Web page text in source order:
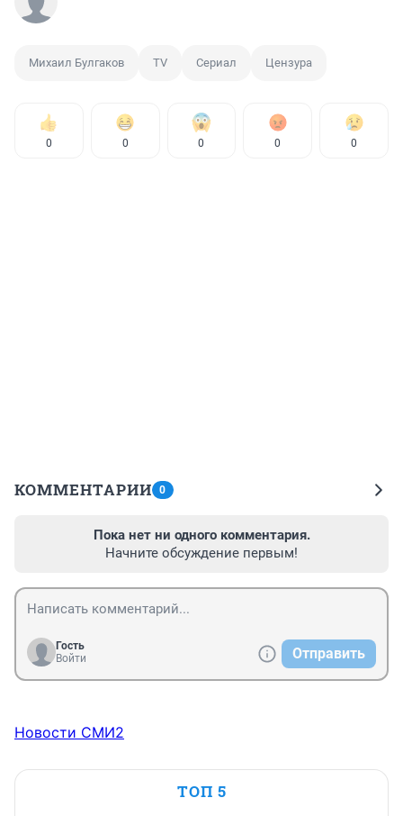
Михаил Булгаков TV Сериал Цензура
0 0 0 0 0
КОММЕНТАРИИ 0
Пока нет ни одного комментария.
Начните обсуждение первым!
Гость
Войти
Отправить
Новости СМИ2
ТОП 5